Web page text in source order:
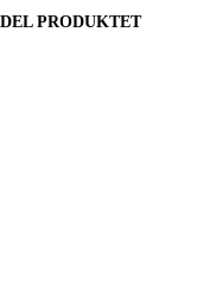
DEL PRODUKTET